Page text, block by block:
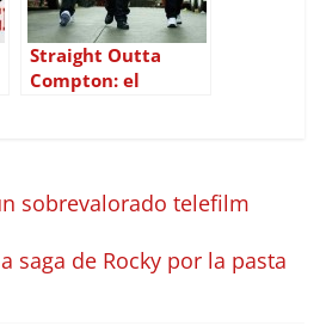
Straight Outta
Compton: el
sobrevalorado telefilm
saga de Rocky por la pasta